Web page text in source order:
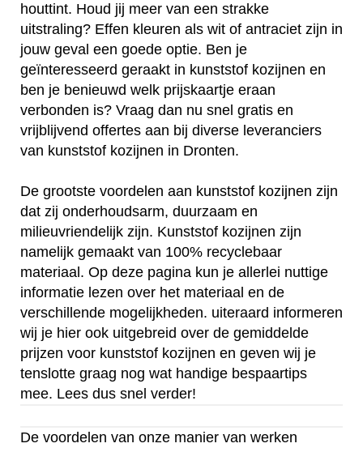
houttint. Houd jij meer van een strakke
uitstraling? Effen kleuren als wit of antraciet zijn in
jouw geval een goede optie. Ben je
geïnteresseerd geraakt in kunststof kozijnen en
ben je benieuwd welk prijskaartje eraan
verbonden is? Vraag dan nu snel gratis en
vrijblijvend offertes aan bij diverse leveranciers
van kunststof kozijnen in Dronten.
De grootste voordelen aan kunststof kozijnen zijn
dat zij onderhoudsarm, duurzaam en
milieuvriendelijk zijn. Kunststof kozijnen zijn
namelijk gemaakt van 100% recyclebaar
materiaal. Op deze pagina kun je allerlei nuttige
informatie lezen over het materiaal en de
verschillende mogelijkheden. uiteraard informeren
wij je hier ook uitgebreid over de gemiddelde
prijzen voor kunststof kozijnen en geven wij je
tenslotte graag nog wat handige bespaartips
mee. Lees dus snel verder!
De voordelen van onze manier van werken